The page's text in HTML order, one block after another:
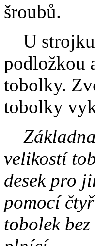
šroubů.
U strojku
podložkou
tobolky.
tobolky
Základna
velikostí
desek pro
pomocí
tobolek